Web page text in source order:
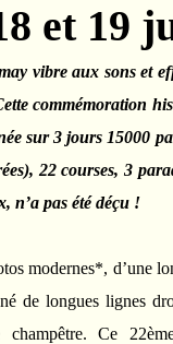
et 19
vibre aux sons et
commémoration
sur 3 jours 15000
22 courses, 3
n’a pas été déçu !
modernes*, d’une
de longues lignes
Ce